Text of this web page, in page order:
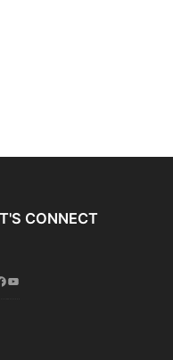
CONNECT
Facebook